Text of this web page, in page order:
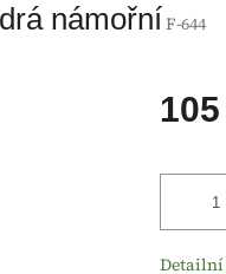
námořníF-644
cena: